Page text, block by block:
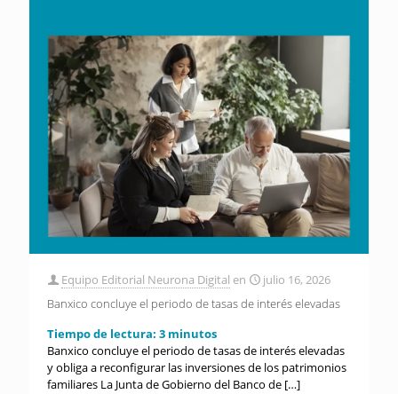
Equipo Editorial Neurona Digital en
julio 16, 2026
Banxico concluye el periodo de tasas de interés elevadas
Tiempo de lectura: 3 minutos
Banxico concluye el periodo de tasas de interés elevadas
y obliga a reconfigurar las inversiones de los patrimonios
familiares La Junta de Gobierno del Banco de […]